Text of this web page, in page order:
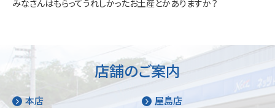
みなさんはもらってうれしかったお土産とかありますか？
店舗のご案内
本店 屋島店